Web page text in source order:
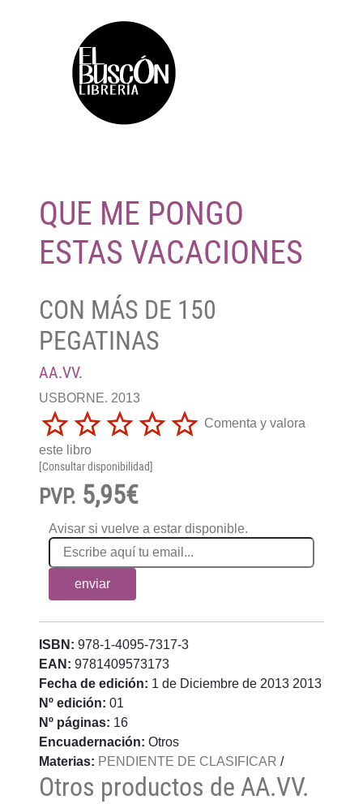
QUE ME PONGO
ESTAS VACACIONES
CON MÁS DE 150
PEGATINAS
AA.VV.
USBORNE. 2013
Comenta y valora
este libro
[Consultar disponibilidad]
PVP. 5,95€
Avisar si vuelve a estar disponible.
enviar
ISBN: 978-1-4095-7317-3
EAN: 9781409573173
Fecha de edición: 1 de Diciembre de 2013 2013
Nº edición: 01
Nº páginas: 16
Encuadernación: Otros
Materias: PENDIENTE DE CLASIFICAR /
Otros productos de AA.VV.